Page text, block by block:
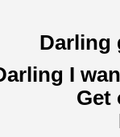
Darling
I
Get